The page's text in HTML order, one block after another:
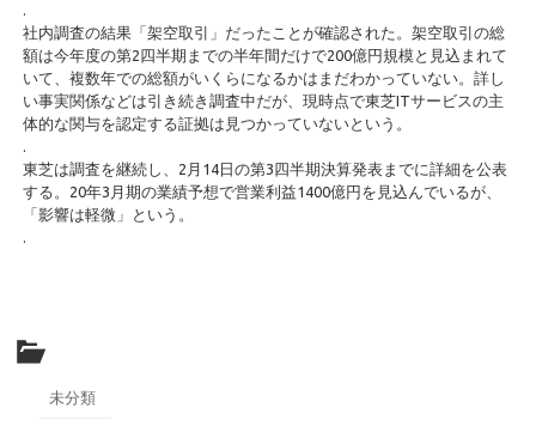
.
社内調査の結果「架空取引」だったことが確認された。架空取引の総
額は今年度の第2四半期までの半年間だけで200億円規模と見込まれて
いて、複数年での総額がいくらになるかはまだわかっていない。詳し
い事実関係などは引き続き調査中だが、現時点で東芝ITサービスの主
体的な関与を認定する証拠は見つかっていないという。
.
東芝は調査を継続し、2月14日の第3四半期決算発表までに詳細を公表
する。20年3月期の業績予想で営業利益1400億円を見込んでいるが、
「影響は軽微」という。
.
未分類